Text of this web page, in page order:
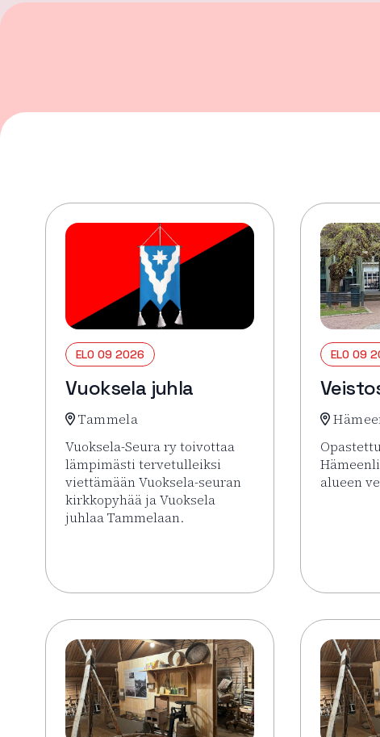
ELO 09 2026
Vuoksela juhla
Tammela
Vuoksela-Seura ry toivottaa
lämpimästi tervetulleiksi
viettämään Vuoksela-seuran
kirkkopyhää ja Vuoksela
juhlaa Tammelaan.
ELO 09
alueen